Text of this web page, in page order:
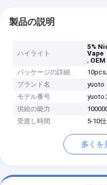
製品の説明
ハイライト
5%
Vape
,
パッケージの詳細
ブランド名
yuoto
モデル番号
yuoto
供給の能力
受渡し時間
5-10
多くを